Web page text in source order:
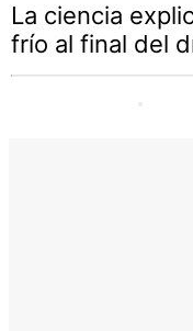
La ciencia
frío al final del